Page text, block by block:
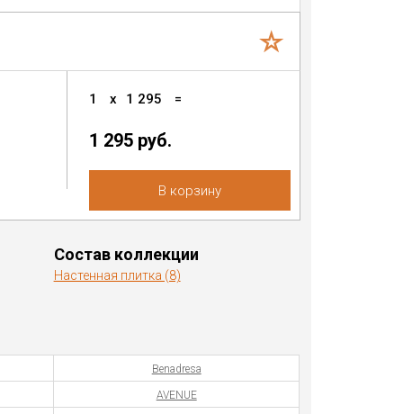
1 x 1 295 =
1 295 руб.
В корзину
Состав коллекции
Настенная плитка (8)
Benadresa
AVENUE